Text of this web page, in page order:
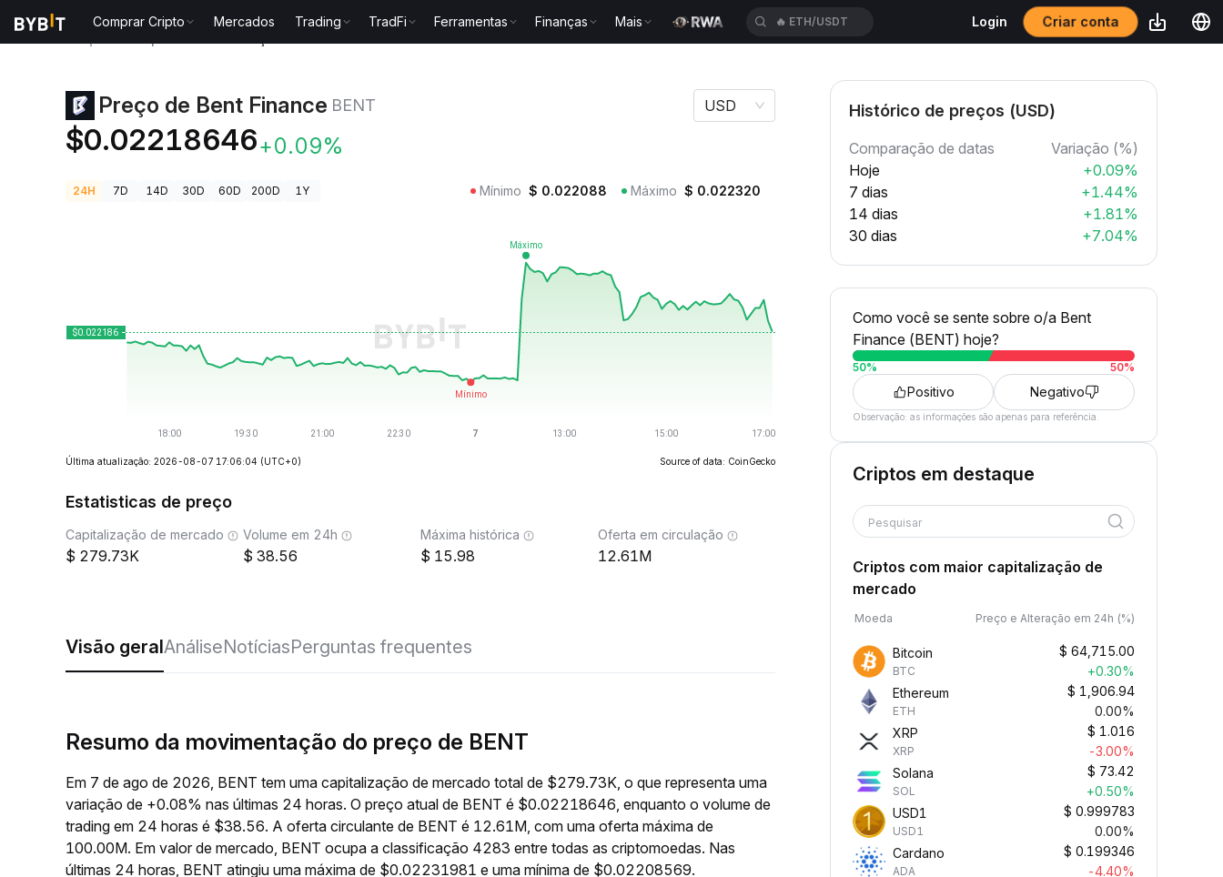
Comprar Cripto Mercados Trading TradFi Ferramentas Finanças Mais 🔥 ACEUSDT Login Criar conta
Preço de Bent Finance BENT
$0.02218646+0.09%
USD
24H 7D 14D 30D 60D 200D 1Y Mínimo $ 0.022088 Máximo $ 0.022320
Última atualização: 2026-08-07 17:06:04 (UTC+0) Source of data: CoinGecko
Estatisticas de preço
Capitalização de mercado
279.73K
Volume em 24h
38.56
Máxima histórica
15.98
Oferta em circulação
12.61M
Visão geralAnáliseNotíciasPerguntas frequentes
Resumo da movimentação do preço de BENT
Em 7 de ago de 2026, BENT tem uma capitalização de mercado total de $279.73K, o que representa uma
variação de +0.08% nas últimas 24 horas. O preço atual de BENT é $0.02218646, enquanto o volume de
trading em 24 horas é $38.56. A oferta circulante de BENT é 12.61M, com uma oferta máxima de
100.00M. Em valor de mercado, BENT ocupa a classificação 4283 entre todas as criptomoedas. Nas
últimas 24 horas, BENT atingiu uma máxima de $0.02231981 e uma mínima de $0.02208569.
Histórico de preços (USD)
Comparação de datas
Variação (%)
Hoje
+0.09%
7 dias
+1.44%
14 dias
+1.81%
30 dias
+7.04%
Como você se sente sobre o/a Bent
Finance (BENT) hoje?
50% 50%
Positivo Negativo
Observação: as informações são apenas para referência.
Criptos em destaque
Pesquisar
Criptos com maior capitalização de
mercado
Moeda Preço e Alteração em 24h (%)
Bitcoin
BTC
$ 64,715.00
+0.30%
Ethereum
ETH
$ 1,906.94
0.00%
XRP
XRP
$ 1.016
-3.00%
Solana
SOL
$ 73.42
+0.50%
USD1
USD1
$ 0.999783
0.00%
Cardano
ADA
$ 0.199346
-4.40%